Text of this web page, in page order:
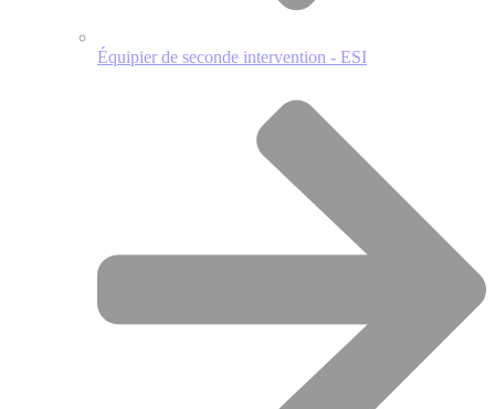
Équipier de seconde intervention - ESI